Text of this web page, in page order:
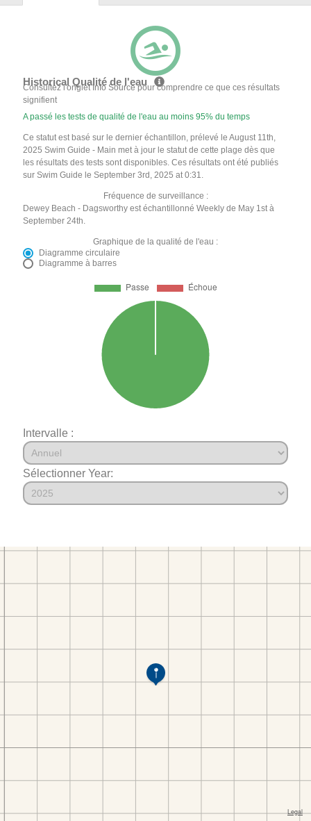
Historical Qualité de l'eau
Consultez l'onglet Info Source pour comprendre ce que ces résultats
signifient
A passé les tests de qualité de l'eau au moins 95% du temps
Ce statut est basé sur le dernier échantillon, prélevé le August 11th,
2025 Swim Guide - Main met à jour le statut de cette plage dès que
les résultats des tests sont disponibles. Ces résultats ont été publiés
sur Swim Guide le September 3rd, 2025 at 0:31.
Fréquence de surveillance :
Dewey Beach - Dagsworthy est échantillonné Weekly de May 1st à
September 24th.
Graphique de la qualité de l'eau :
Diagramme circulaire
Diagramme à barres
Intervalle :
Sélectionner Year: